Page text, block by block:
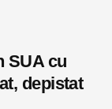
SUA cu
depistat